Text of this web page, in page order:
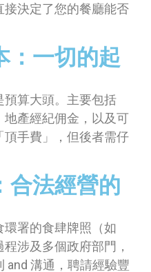
決定了您的餐廳能否
：一切的起
算大頭。主要包括
地產經紀佣金，以及可
手費」，但後者需仔
合法經營的
署的食肆牌照（如
涉及多個政府部門，
and 溝通，聘請經驗豐